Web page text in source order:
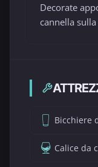
Decorate
cannella
Bicchiere
Calice da